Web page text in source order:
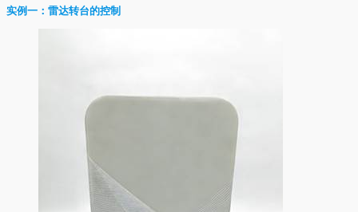
实例一：雷达转台的控制